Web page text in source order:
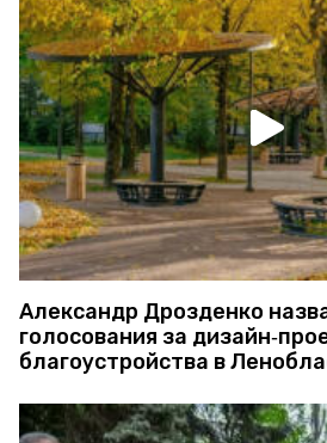
Александр Дрозденко
голосования за
благоустройства в